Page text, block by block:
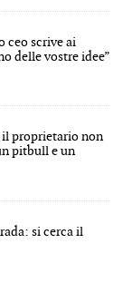
ceo scrive ai
delle vostre idee”
il proprietario non
pitbull e un
si cerca il